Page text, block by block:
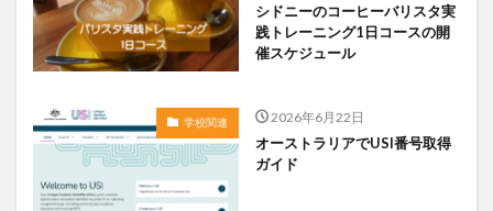
シドニーのコーヒーバリスタ実
践トレーニング1日コースの開
催スケジュール
学校関連 2026年6月22日
オーストラリアでUSI番号取得
ガイド